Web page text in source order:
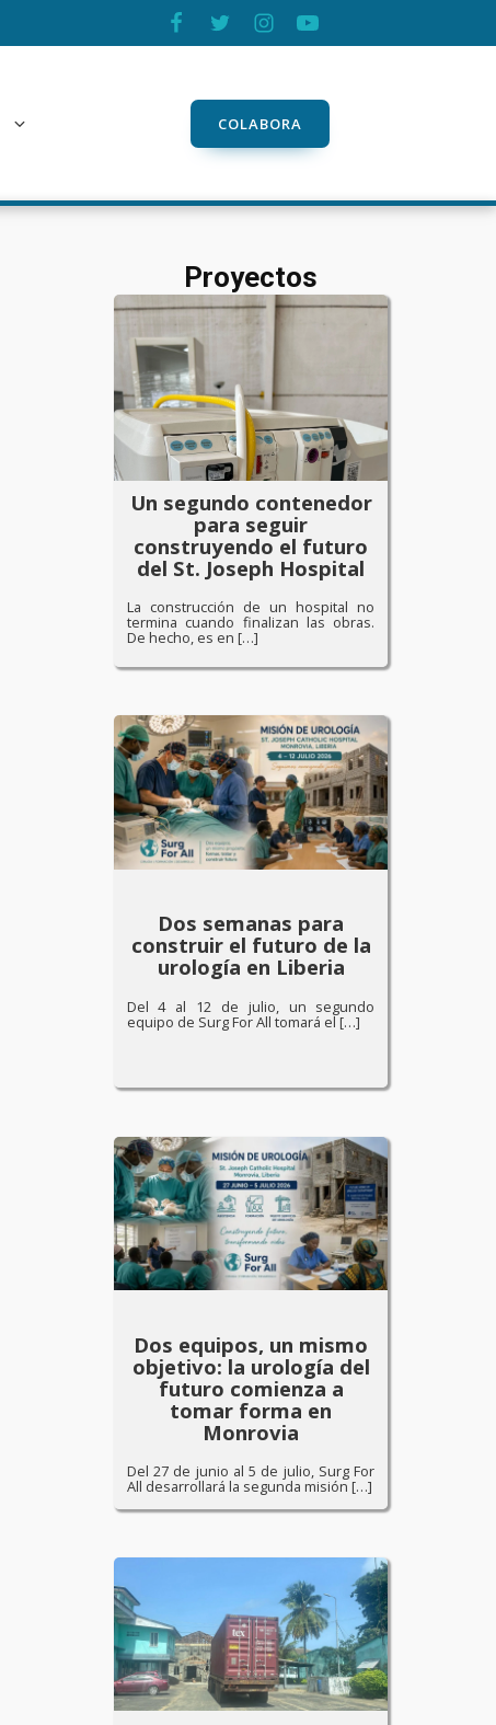
COLABORA
Proyectos
Un segundo contenedor
para seguir
construyendo el futuro
del St. Joseph Hospital
La construcción de un hospital no
termina cuando finalizan las obras.
De hecho, es en […]
Dos semanas para
construir el futuro de la
urología en Liberia
Del 4 al 12 de julio, un segundo
equipo de Surg For All tomará el […]
Dos equipos, un mismo
objetivo: la urología del
futuro comienza a
tomar forma en
Monrovia
Del 27 de junio al 5 de julio, Surg For
All desarrollará la segunda misión […]